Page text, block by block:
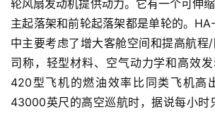
轮风扇发动机提供动力。它有一个可伸缩
主起落架和前轮起落架都是单轮的。
中主要考虑了增大客舱空间和提高航程
司称，轻型材料、空气动力学和高效
420型飞机的燃油效率比同类飞机高
43000英尺的高空巡航时，据说每小